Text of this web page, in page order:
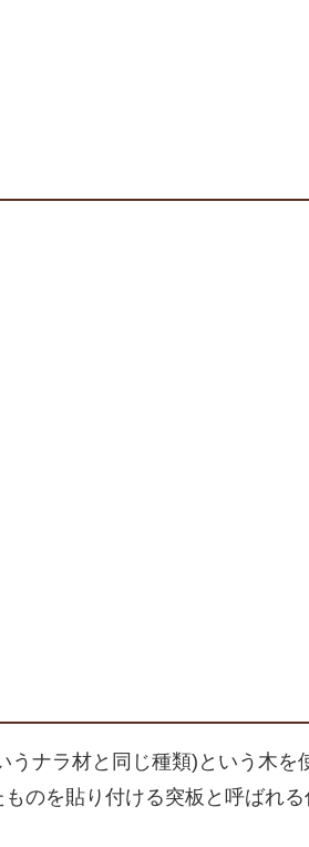
ナラ材と同じ種類)という木を
のを貼り付ける突板と呼ばれる